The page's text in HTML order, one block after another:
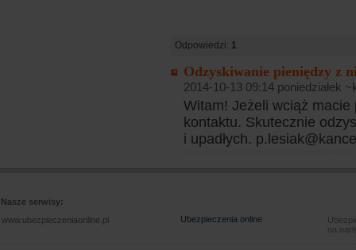
Odpowiedzi: 1
Odzyskiwanie pieniędzy z
2014-10-13 09:14 poniedziałek
Witam! Jeżeli wciąż
kontaktu. Skutecznie
i upadłych.
Nasze serwisy:
www.ubezpieczeniaonline.pl
Ubezpieczenia online
na